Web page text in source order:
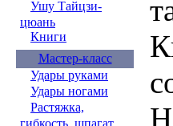
Ушу Тайцзи-
цюань
Книги
Мастер-класс
Удары руками
Удары ногами
Растяжка,
гибкость, шпагат...